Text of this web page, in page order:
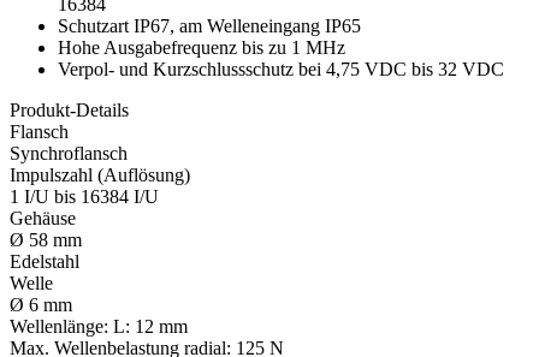
16384
Schutzart IP67, am Welleneingang IP65
Hohe Ausgabefrequenz bis zu 1 MHz
Verpol- und Kurzschlussschutz bei 4,75 VDC bis 32 VDC
Produkt-Details
Flansch
Synchroflansch
Impulszahl (Auflösung)
1 I/U bis 16384 I/U
Gehäuse
Ø 58 mm
Edelstahl
Welle
Ø 6 mm
Wellenlänge: L: 12 mm
Max. Wellenbelastung radial: 125 N